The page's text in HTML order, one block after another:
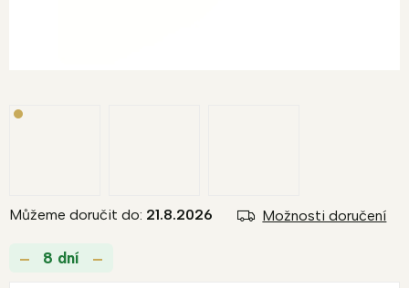
8 dní
Můžeme doručit do: 21.8.2026 Možnosti doručení